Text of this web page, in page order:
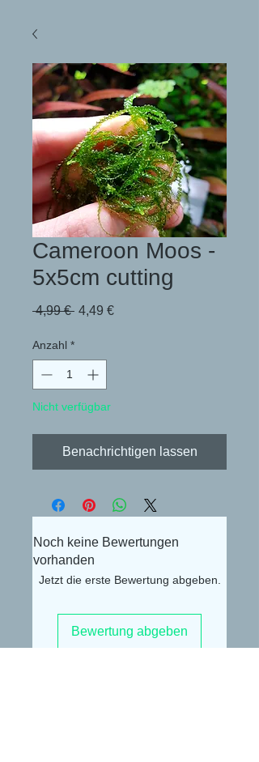
Cameroon Moos -
5x5cm cutting
4,99 € Standardpreis
4,49 €Sale-
Anzahl *
Nicht verfügbar
Benachrichtigen lassen
Noch keine Bewertungen
vorhanden
Jetzt die erste Bewertung abgeben.
Bewertung abgeben